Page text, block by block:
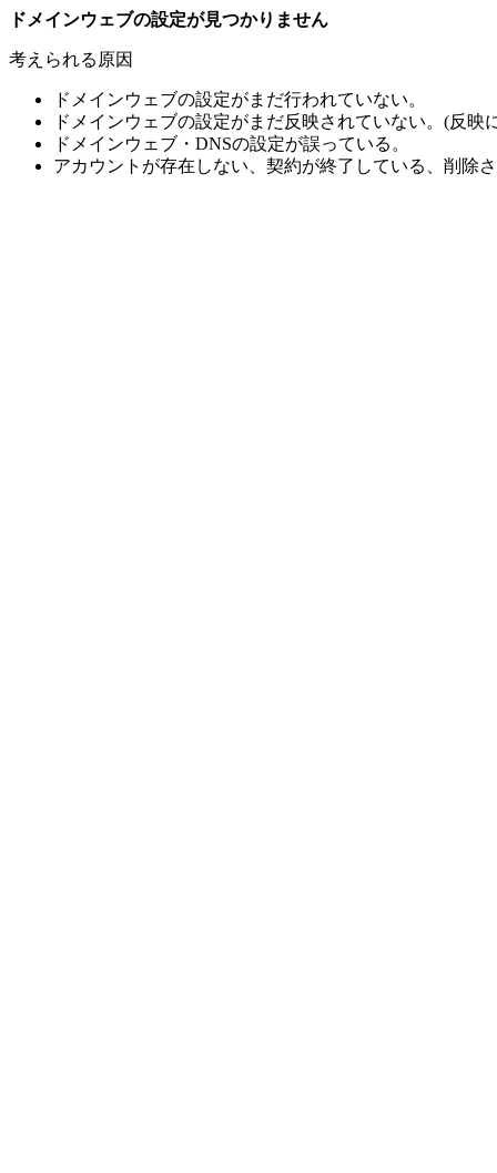
ドメインウェブの設定が見つかりません
考えられる原因
ドメインウェブの設定がまだ行われていない。
ドメインウェブの設定がまだ反映されていない。(反
ドメインウェブ・DNSの設定が誤っている。
アカウントが存在しない、契約が終了している、削除